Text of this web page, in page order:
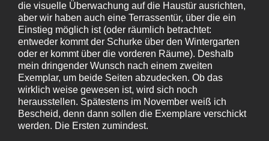
die visuelle Überwachung auf die Haustür ausrichten,
aber wir haben auch eine Terrassentür, über die ein
Einstieg möglich ist (oder räumlich betrachtet:
entweder kommt der Schurke über den Wintergarten
oder er kommt über die vorderen Räume). Deshalb
mein dringender Wunsch nach einem zweiten
Exemplar, um beide Seiten abzudecken. Ob das
wirklich weise gewesen ist, wird sich noch
herausstellen. Spätestens im November weiß ich
Bescheid, denn dann sollen die Exemplare verschickt
werden. Die Ersten zumindest.